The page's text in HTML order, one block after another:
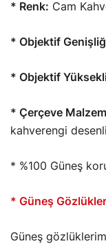
* Renk: Cam
* Objektif
* Objektif
* Çerçeve
kahverengi
* %100 Güneş
* Güneş
Güneş